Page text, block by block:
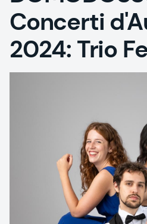
Concerti
2024: Trio